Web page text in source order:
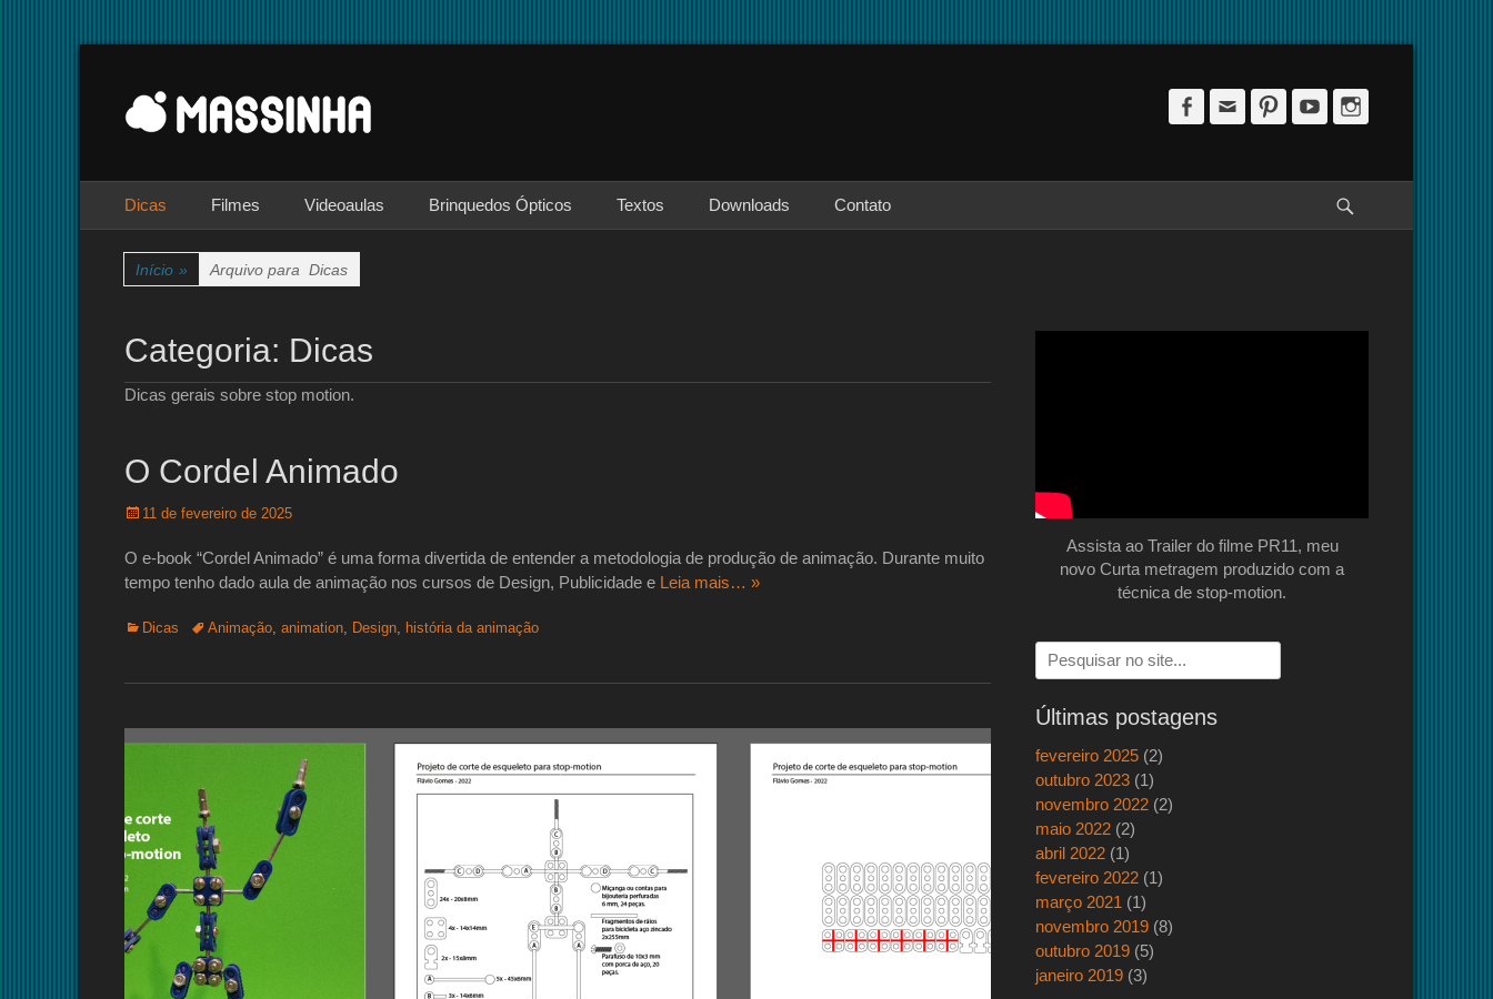
massinha
Site dedicado à técnica de stop-motion Facebook
Email PinterestYouTube
Menu principal
para
conteúdo
Dicas Filmes Videoaulas Brinquedos Ópticos Textos Downloads Contato
Início » Arquivo para Dicas
Categoria: Dicas
Dicas gerais sobre stop motion.
O Cordel Animado
Posted
11 de fevereiro de 2025
O e-book “Cordel Animado” é uma forma divertida de entender a metodologia de produção de animação. Durante muito
tempo tenho dado aula de animação nos cursos de Design, Publicidade e Leia mais… »
Categorias:
Dicas Tags:Animação, animation, Design, história da animação
Assista ao Trailer do filme PR11, meu
novo Curta metragem produzido com a
técnica de stop-motion.
Pesquisar
por:
Últimas postagens
fevereiro 2025 (2)
outubro 2023 (1)
novembro 2022 (2)
maio 2022 (2)
abril 2022 (1)
fevereiro 2022 (1)
março 2021 (1)
novembro 2019 (8)
outubro 2019 (5)
janeiro 2019 (3)